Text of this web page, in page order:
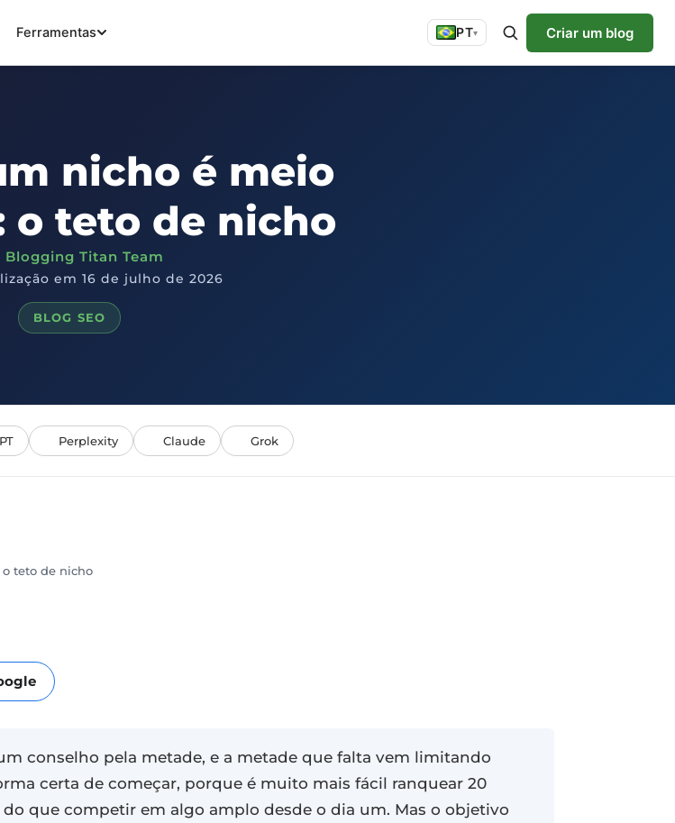
Ferramentas PT▾ Criar um blog
nicho é meio
o teto de nicho
Blogging Titan Team
em 16 de julho de 2026
BLOG SEO
Perplexity Claude Grok
conselho pela metade, e a metade que falta vem limitando
certa de começar, porque é muito mais fácil ranquear 20
que competir em algo amplo desde o dia um. Mas o objetivo
teto de nicho